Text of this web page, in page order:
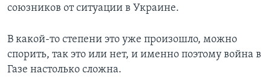
союзников от ситуации в Украине.
В какой-то степени это уже произошло, можно
спорить, так это или нет, и именно поэтому война в
Газе настолько сложна.